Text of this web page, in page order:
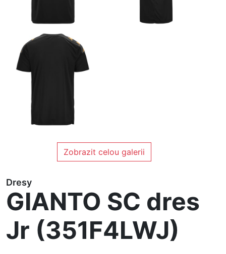
Zobrazit celou galerii
Dresy
GIANTO SC dres
Jr (351F4LWJ)